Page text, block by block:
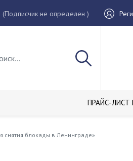
(Подписчик не определен )
ПРАЙС-
снятия блокады в Ленинграде»